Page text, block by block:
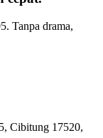
. Tanpa drama,
Cibitung 17520,